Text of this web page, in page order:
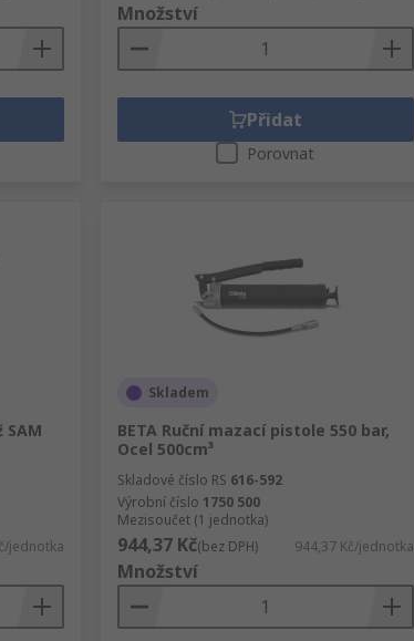
Množství
Přidat
Porovnat
jednotka
Skladem
BETA Ruční mazací pistole 550 bar,
Ocel 500cm³
Skladové číslo RS 616-592
Výrobní číslo 1750 500
Mezisoučet (1 jednotka)
944,37 Kč(bez DPH) 944,37 Kč/jednotka
Množství